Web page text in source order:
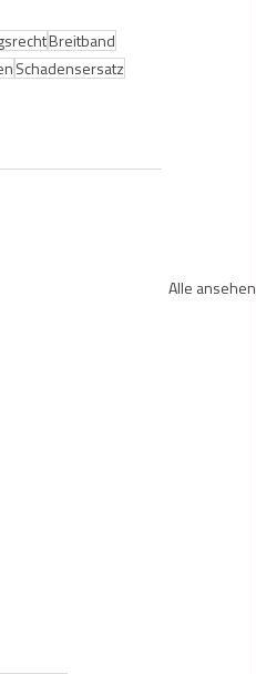
Breitband
Schadensersatz
Alle ansehen